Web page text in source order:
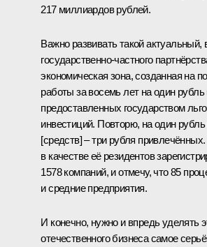
217 миллиардов рублей.
Важно развивать такой
государственно-частного
экономическая зона, созданная на
работы за восемь лет на один
предоставленных государством
инвестиций. Повторю, на один
[средств] – три рубля
в качестве её резидентов
1578 компаний, и отмечу, что 85
и средние предприятия.
И конечно, нужно и впредь уделять
отечественного бизнеса самое